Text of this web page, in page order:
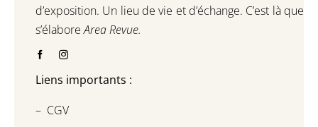
d’exposition. Un lieu de vie et d’échange. C’est là que
s’élaboreArea Revue.
Liens importants :
– CGV